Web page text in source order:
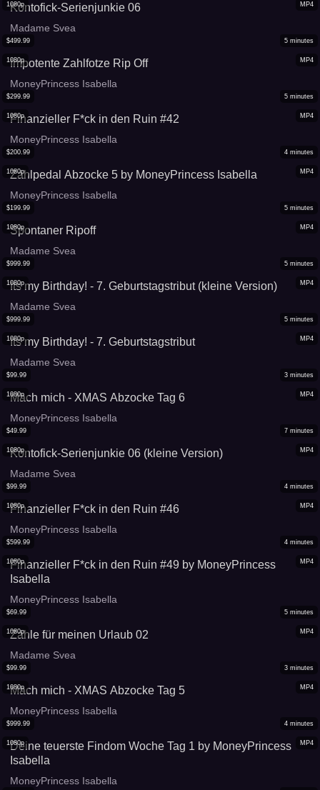
MP4
1080p
Kontofick-Serienjunkie 06
Madame Svea
MP4
1080p
$499.99 5 minutes
Impotente Zahlfotze Rip Off
MoneyPrincess Isabella
MP4
1080p
$299.99 5 minutes
Finanzieller F*ck in den Ruin #42
MoneyPrincess Isabella
MP4
1080p
$200.99 4 minutes
Zahlpedal Abzocke 5 by MoneyPrincess Isabella
MoneyPrincess Isabella
MP4
1080p
$199.99 5 minutes
Spontaner Ripoff
Madame Svea
MP4
1080p
$999.99 5 minutes
Its my Birthday! - 7. Geburtstagstribut (kleine Version)
Madame Svea
MP4
1080p
$999.99 5 minutes
Its my Birthday! - 7. Geburtstagstribut
Madame Svea
MP4
1080p
$99.99 3 minutes
Mach mich - XMAS Abzocke Tag 6
MoneyPrincess Isabella
MP4
1080p
$49.99 7 minutes
Kontofick-Serienjunkie 06 (kleine Version)
Madame Svea
MP4
1080p
$99.99 4 minutes
Finanzieller F*ck in den Ruin #46
MoneyPrincess Isabella
MP4
1080p
$599.99 4 minutes
Finanzieller F*ck in den Ruin #49 by MoneyPrincess
Isabella
MoneyPrincess Isabella
MP4
1080p
$69.99 5 minutes
Zahle für meinen Urlaub 02
Madame Svea
MP4
1080p
$99.99 3 minutes
Mach mich - XMAS Abzocke Tag 5
MoneyPrincess Isabella
MP4
1080p
$999.99 4 minutes
Deine teuerste Findom Woche Tag 1 by MoneyPrincess
Isabella
MoneyPrincess Isabella